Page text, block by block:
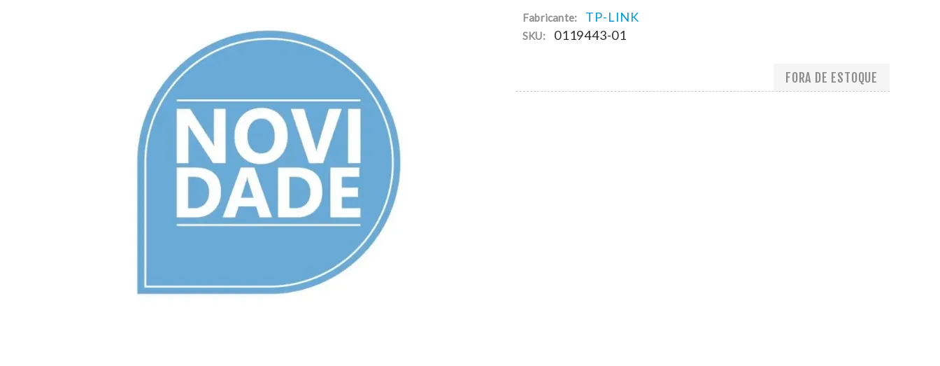
Fabricante: TP-LINK
SKU: 0119443-01
FORA DE ESTOQUE